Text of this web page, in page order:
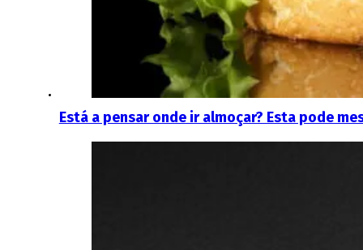
Está a pensar onde ir almoçar? Esta pode